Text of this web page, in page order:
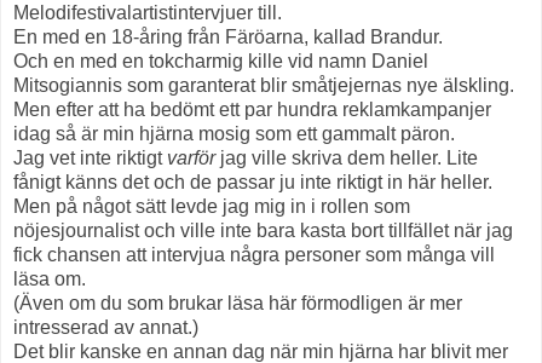
Melodifestivalartistintervjuer till.
En med en 18-åring från Färöarna, kallad Brandur.
Och en med en tokcharmig kille vid namn Daniel
Mitsogiannis som garanterat blir småtjejernas nye älskling.
Men efter att ha bedömt ett par hundra reklamkampanjer
idag så är min hjärna mosig som ett gammalt päron.
Jag vet inte riktigt varförjag ville skriva dem heller. Lite
fånigt känns det och de passar ju inte riktigt in här heller.
Men på något sätt levde jag mig in i rollen som
nöjesjournalist och ville inte bara kasta bort tillfället när jag
fick chansen att intervjua några personer som många vill
läsa om.
(Även om du som brukar läsa här förmodligen är mer
intresserad av annat.)
Det blir kanske en annan dag när min hjärna har blivit mer